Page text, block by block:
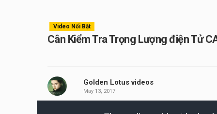
Video Nổi Bật
Cân Kiểm Tra Trọng Lượng điện Tử
Golden Lotus videos
May 13, 2017